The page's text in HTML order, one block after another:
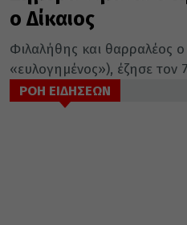
ο Δίκαιος
Φιλαλήθης και θαρραλέος
«ευλογημένος»), έζησε τον
ΡΟΗ ΕΙΔΗΣΕΩΝ